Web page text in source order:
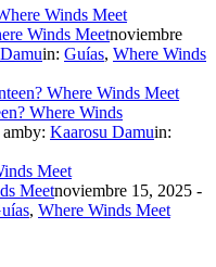
Winds Meetnoviembre
in: Guías, Where Winds
Where Winds
by: Kaarosu Damuin:
Meetnoviembre 15, 2025 -
, Where Winds Meet